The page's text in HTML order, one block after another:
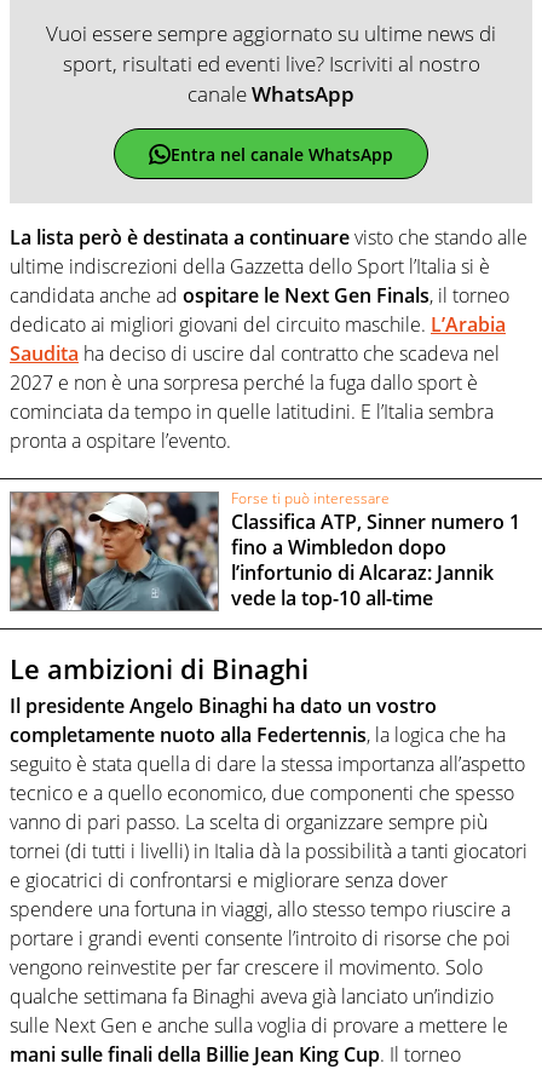
Vuoi essere sempre aggiornato su ultime news di
sport, risultati ed eventi live? Iscriviti al nostro
canaleWhatsApp
Entra nel canale WhatsApp
La lista però è destinata a continuarevisto che stando alle
ultime indiscrezioni della Gazzetta dello Sport l’Italia si è
candidata anche ad ospitare le Next Gen Finals, il torneo
dedicato ai migliori giovani del circuito maschile. L’Arabia
Saudita ha deciso di uscire dal contratto che scadeva nel
2027 e non è una sorpresa perché la fuga dallo sport è
cominciata da tempo in quelle latitudini. E l’Italia sembra
pronta a ospitare l’evento.
Forse ti può interessare
Classifica ATP, Sinner numero 1
fino a Wimbledon dopo
l’infortunio di Alcaraz: Jannik
vede la top-10 all-time
Le ambizioni di Binaghi
Il presidente Angelo Binaghi ha dato un vostro
completamente nuoto alla Federtennis, la logica che ha
seguito è stata quella di dare la stessa importanza all’aspetto
tecnico e a quello economico, due componenti che spesso
vanno di pari passo. La scelta di organizzare sempre più
tornei (di tutti i livelli) in Italia dà la possibilità a tanti giocatori
e giocatrici di confrontarsi e migliorare senza dover
spendere una fortuna in viaggi, allo stesso tempo riuscire a
portare i grandi eventi consente l’introito di risorse che poi
vengono reinvestite per far crescere il movimento. Solo
qualche settimana fa Binaghi aveva già lanciato un’indizio
sulle Next Gen e anche sulla voglia di provare a mettere le
mani sulle finali della Billie Jean King Cup. Il torneo